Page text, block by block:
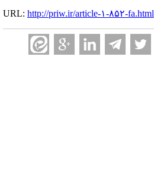
URL: http://priw.ir/article-۱-۸۵۲-fa.html